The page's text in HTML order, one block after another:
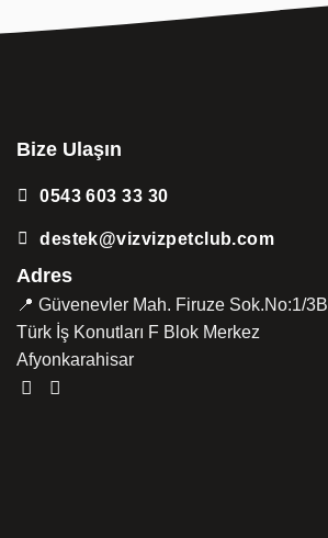
Bize Ulaşın
0543 603 33 30
destek@vizvizpetclub.com
Adres
📍 Güvenevler Mah. Firuze Sok.No:1/3B
Türk İş Konutları F Blok Merkez
Afyonkarahisar